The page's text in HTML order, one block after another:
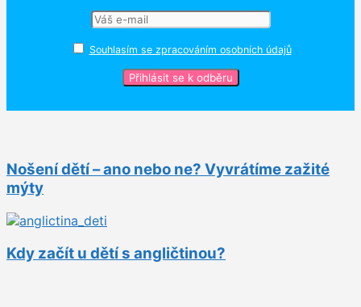
Souhlasím se zpracováním osobních údajů
Nošení dětí – ano nebo ne? Vyvrátíme zažité
mýty
Kdy začít u dětí s angličtinou?